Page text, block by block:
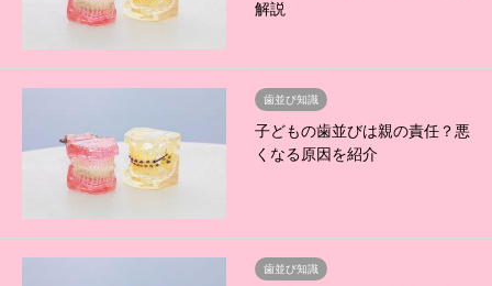
解説
歯並び知識
子どもの歯並びは親の責任？悪
くなる原因を紹介
歯並び知識